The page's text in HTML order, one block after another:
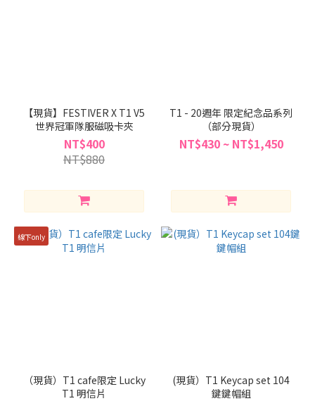
【現貨】FESTIVER X T1 V5
世界冠軍隊服磁吸卡夾
NT$400
NT$880
T1 - 20週年 限定紀念品系列
（部分現貨）
NT$430 ~ NT$1,450
線下only
（現貨）T1 cafe限定 Lucky
T1 明信片
(現貨）T1 Keycap set 104
鍵鍵帽組